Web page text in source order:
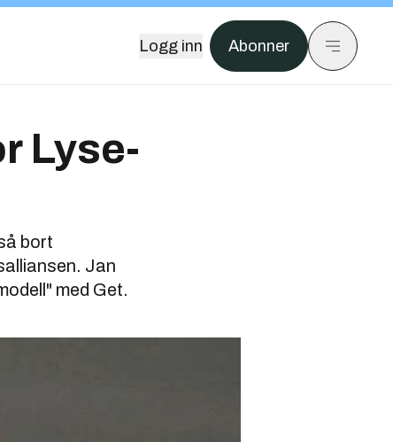
Logg inn Abonner
Lyse-
bort
Jan
med Get.